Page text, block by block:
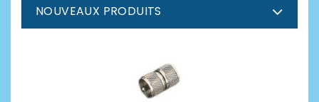
NOUVEAUX PRODUITS